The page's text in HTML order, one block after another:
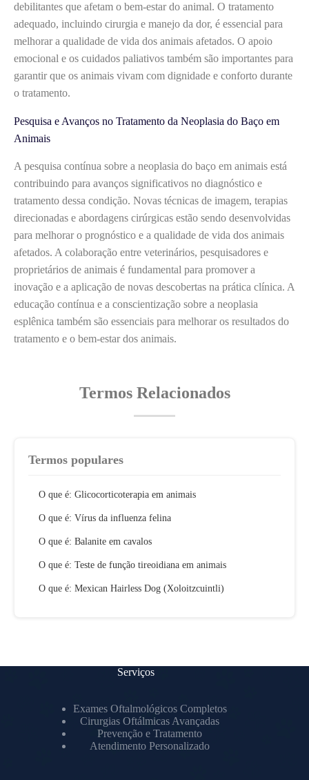
debilitantes que afetam o bem-estar do animal. O tratamento
adequado, incluindo cirurgia e manejo da dor, é essencial para
melhorar a qualidade de vida dos animais afetados. O apoio
emocional e os cuidados paliativos também são importantes para
garantir que os animais vivam com dignidade e conforto durante
o tratamento.
Pesquisa e Avanços no Tratamento da Neoplasia do Baço em
Animais
A pesquisa contínua sobre a neoplasia do baço em animais está
contribuindo para avanços significativos no diagnóstico e
tratamento dessa condição. Novas técnicas de imagem, terapias
direcionadas e abordagens cirúrgicas estão sendo desenvolvidas
para melhorar o prognóstico e a qualidade de vida dos animais
afetados. A colaboração entre veterinários, pesquisadores e
proprietários de animais é fundamental para promover a
inovação e a aplicação de novas descobertas na prática clínica. A
educação contínua e a conscientização sobre a neoplasia
esplênica também são essenciais para melhorar os resultados do
tratamento e o bem-estar dos animais.
Termos Relacionados
Termos populares
O que é: Glicocorticoterapia em animais
O que é: Vírus da influenza felina
O que é: Balanite em cavalos
O que é: Teste de função tireoidiana em animais
O que é: Mexican Hairless Dog (Xoloitzcuintli)
Serviços
Exames Oftalmológicos Completos
Cirurgias Oftálmicas Avançadas
Prevenção e Tratamento
Atendimento Personalizado